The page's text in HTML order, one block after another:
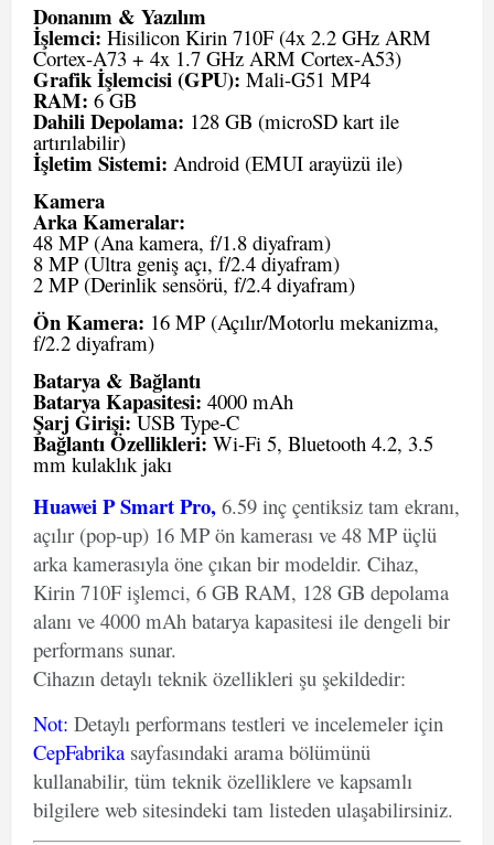
Donanım & Yazılım
İşlemci: Hisilicon Kirin 710F (4x 2.2 GHz ARM
Cortex-A73 + 4x 1.7 GHz ARM Cortex-A53)
Grafik İşlemcisi (GPU): Mali-G51 MP4
RAM: 6 GB
Dahili Depolama: 128 GB (microSD kart ile
artırılabilir)
İşletim Sistemi: Android (EMUI arayüzü ile)
Kamera
Arka Kameralar:
48 MP (Ana kamera, f/1.8 diyafram)
8 MP (Ultra geniş açı, f/2.4 diyafram)
2 MP (Derinlik sensörü, f/2.4 diyafram)
Ön Kamera: 16 MP (Açılır/Motorlu mekanizma,
f/2.2 diyafram)
Batarya & Bağlantı
Batarya Kapasitesi: 4000 mAh
Şarj Girişi:USB Type-C
Bağlantı Özellikleri: Wi-Fi 5, Bluetooth 4.2, 3.5
mm kulaklık jakı
Huawei P Smart Pro, 6.59 inç çentiksiz tam ekranı,
açılır (pop-up) 16 MP ön kamerası ve 48 MP üçlü
arka kamerasıyla öne çıkan bir modeldir. Cihaz,
Kirin 710F işlemci, 6 GB RAM, 128 GB depolama
alanı ve 4000 mAh batarya kapasitesi ile dengeli bir
performans sunar.
Cihazın detaylı teknik özellikleri şu şekildedir:
Not: Detaylı performans testleri ve incelemeler için
CepFabrika sayfasındaki arama bölümünü
kullanabilir, tüm teknik özelliklere ve kapsamlı
bilgilere web sitesindeki tam listeden ulaşabilirsiniz.